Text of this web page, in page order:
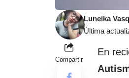
Última
Luneika
Compartir
En